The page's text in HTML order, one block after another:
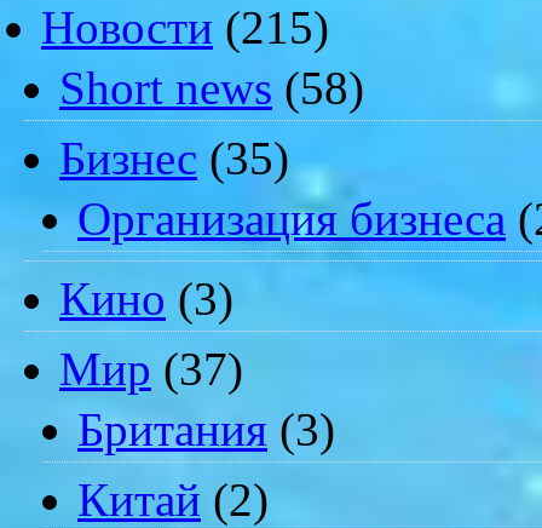
Новости (215)
Short news (58)
Бизнес (35)
Организация бизнеса
Кино (3)
Мир (37)
Британия (3)
Китай (2)